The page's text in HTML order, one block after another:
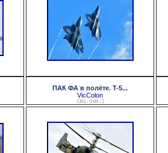
ПАК ФА в полёте. T-5...
VicColon
1361 / 0.00 / 2